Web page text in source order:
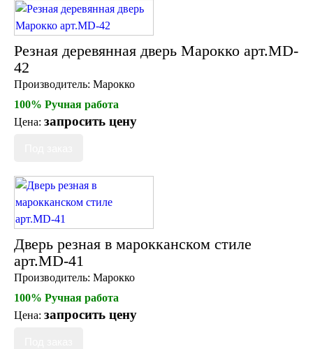
Резная деревянная дверь Марокко арт.MD-
42
Производитель: Марокко
100% Ручная работа
Цена: запросить цену
Дверь резная в марокканском стиле
арт.MD-41
Производитель: Марокко
100% Ручная работа
Цена: запросить цену